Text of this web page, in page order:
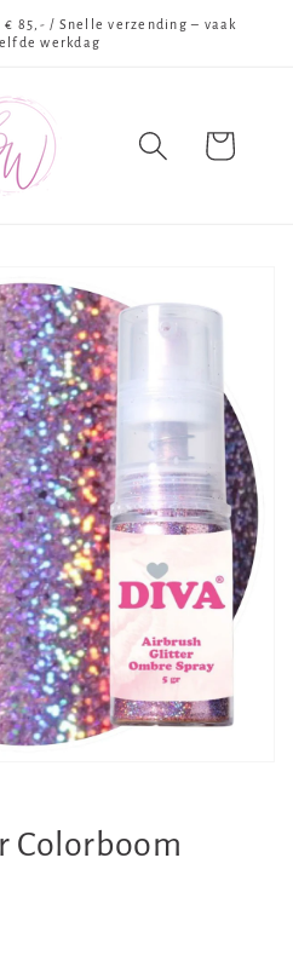
85,- / Snelle verzending – vaak
werkdag
Winkelwagen
Colorboom